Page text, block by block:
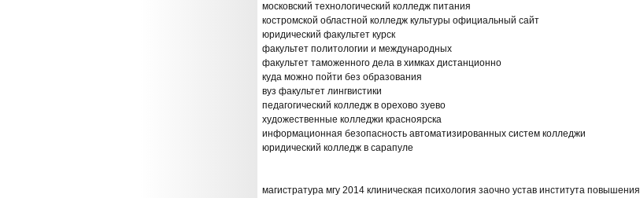
московский технологический колледж питания
костромской областной колледж культуры официальный сайт
юридический факультет курск
факультет политологии и международных
факультет таможенного дела в химках дистанционно
куда можно пойти без образования
вуз факультет лингвистики
педагогический колледж в орехово зуево
художественные колледжи красноярска
информационная безопасность автоматизированных систем колледжи
юридический колледж в сарапуле
магистратура мгу 2014 клиническая психология заочно устав института повышения